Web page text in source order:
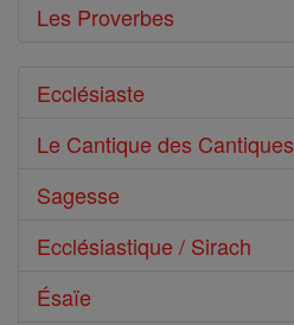
Les Proverbes
Ecclésiaste
Le Cantique des Cantiques
Sagesse
Ecclésiastique / Sirach
Ésaïe